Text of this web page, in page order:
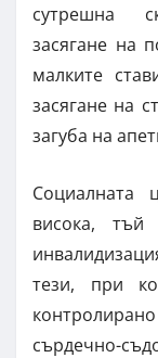
сутрешна
засягане на
малките
засягане на
загуба на
Социалната
висока,
тези, при
сърдечно-